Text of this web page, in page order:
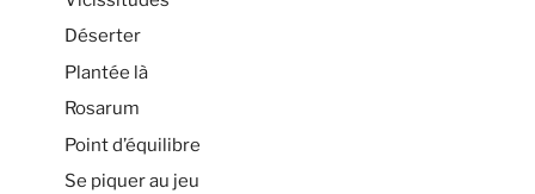
Déserter
Plantée là
Rosarum
Point d’équilibre
Se piquer au jeu